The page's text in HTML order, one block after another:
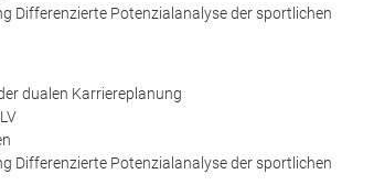
Differenzierte Potenzialanalyse der sportlichen
dualen Karriereplanung
Differenzierte Potenzialanalyse der sportlichen